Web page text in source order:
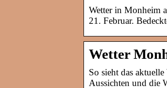
Wetter in Monheim
21. Februar.
Wetter
So sieht das
Aussichten und die